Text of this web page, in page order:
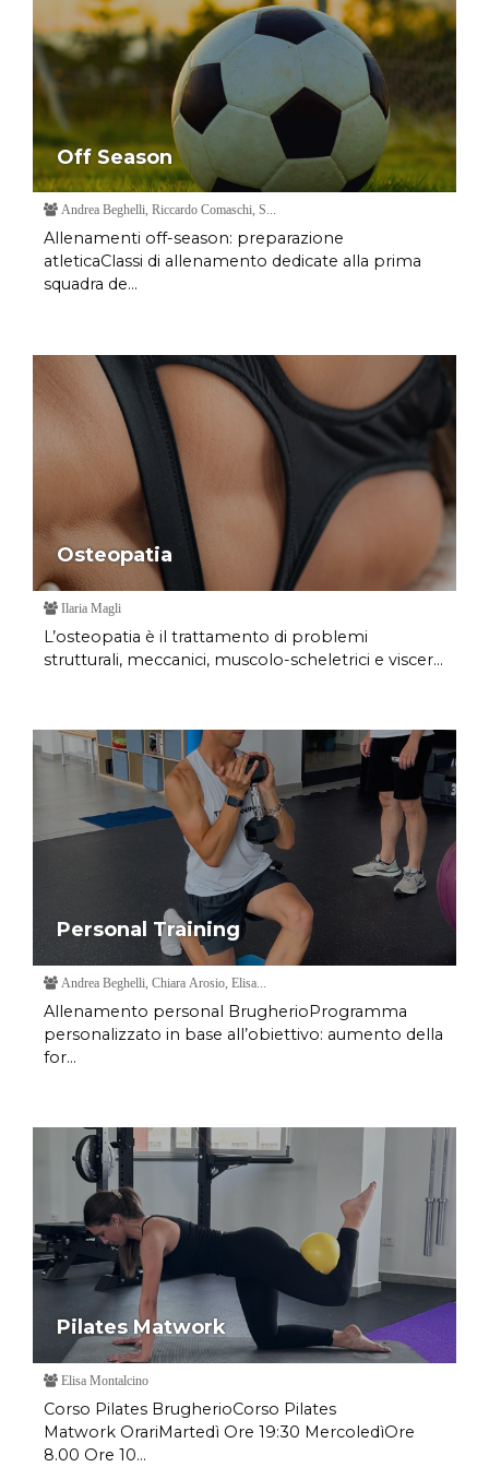
Off Season
Andrea Beghelli, Riccardo Comaschi, S...
Allenamenti off-season: preparazione
atleticaClassi di allenamento dedicate alla prima
squadra de...
Osteopatia
Ilaria Magli
L’osteopatia è il trattamento di problemi
strutturali, meccanici, muscolo-scheletrici e viscer...
Personal Training
Andrea Beghelli, Chiara Arosio, Elisa...
Allenamento personal BrugherioProgramma
personalizzato in base all’obiettivo: aumento della
for...
Pilates Matwork
Elisa Montalcino
Corso Pilates BrugherioCorso Pilates
Matwork OrariMartedì Ore 19:30 MercoledìOre
8.00 Ore 10...